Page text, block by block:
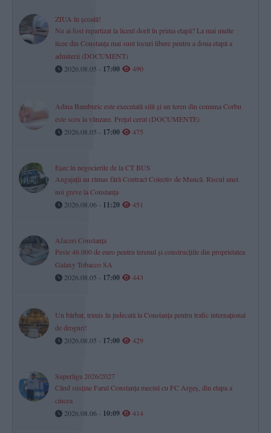
ZIUA în școală!
Nu ai fost repartizat la liceul dorit în prima etapă? La mai multe
licee din Constanța mai sunt locuri libere pentru a doua etapă a
admiterii (DOCUMENT)
2026.08.05 - 17:00 490
Adina Bamburic este executată silit și un teren din comuna Corbu
este scos la vânzare. Prețul cerut (DOCUMENTE)
2026.08.05 - 17:00 475
Eșec în negocierile de la CT BUS
Angajații au rămas fără Contract Colectiv de Muncă. Riscul unei
noi greve la Constanța
2026.08.06 - 11:20 451
Afaceri Constanța
Peste 46.000 de euro pentru terenul și construcțiile din proprietatea
Galaxy Tobacco SA
2026.08.05 - 17:00 443
Un bărbat, trimis în judecată la Constanța pentru trafic internațional
de droguri!
2026.08.05 - 17:00 429
Superliga 2026/2027
Când susține Farul Constanța meciul cu FC Argeș, din etapa a
cincea
2026.08.06 - 10:09 414